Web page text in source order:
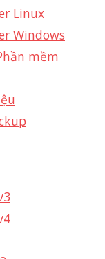
Linux
Windows
mềm